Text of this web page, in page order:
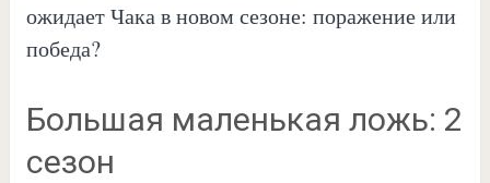
ожидает Чака в новом сезоне: поражение или
победа?
Большая маленькая ложь: 2
сезон